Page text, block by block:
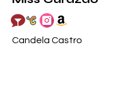
Candela Castro